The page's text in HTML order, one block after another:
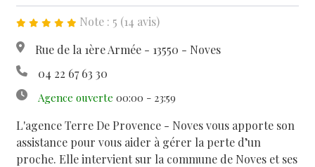
Note : 5 (14 avis)
Rue de la 1ère Armée - 13550 - Noves
04 22 67 63 30
Agence ouverte 00:00 - 23:59
L'agence Terre De Provence - Noves vous apporte son
assistance pour vous aider à gérer la perte d’un
proche. Elle intervient sur la commune de Noves et ses